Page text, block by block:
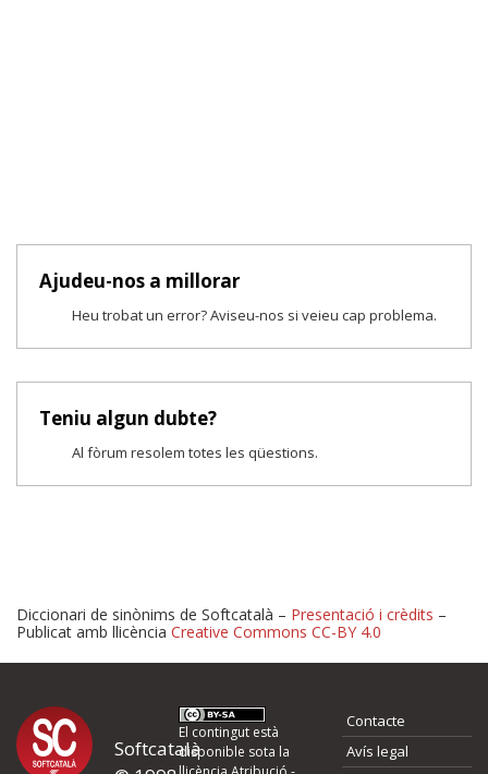
Ajudeu-nos a millorar
Heu trobat un error? Aviseu-nos si veieu cap problema.
Teniu algun dubte?
Al fòrum resolem totes les qüestions.
Proposeu-nos millores o
d'errors
Diccionari de sinònims de Softcatalà – Presentació i crèdits –
Publicat amb llicència Creative Commons CC-BY 4.0
Softcatalà
El contingut està
disponible sota la
Contacte
Avís legal